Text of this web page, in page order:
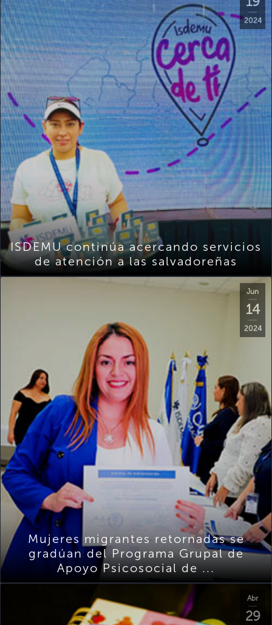
2024
ISDEMU continúa acercando servicios
de atención a las salvadoreñas
Jun
14
2024
Mujeres migrantes retornadas se
gradúan del Programa Grupal de
Apoyo Psicosocial de ...
Abr
29